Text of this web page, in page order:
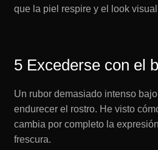
que la piel respire y el look
5 Excederse con el
Un rubor demasiado intenso
endurecer el rostro. He visto
cambia por completo la
frescura.